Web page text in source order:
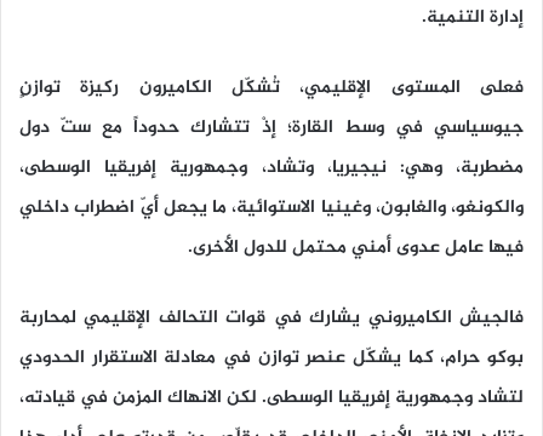
إدارة التنمية.
فعلى المستوى الإقليمي، تُشكّل الكاميرون ركيزة توازنٍ
جيوسياسي في وسط القارة؛ إذْ تتشارك حدوداً مع ستّ دول
مضطربة، وهي: نيجيريا، وتشاد، وجمهورية إفريقيا الوسطى،
والكونغو، والغابون، وغينيا الاستوائية، ما يجعل أيّ اضطراب داخلي
فيها عامل عدوى أمني محتمل للدول الأخرى.
فالجيش الكاميروني يشارك في قوات التحالف الإقليمي لمحاربة
بوكو حرام، كما يشكّل عنصر توازن في معادلة الاستقرار الحدودي
لتشاد وجمهورية إفريقيا الوسطى. لكن الانهاك المزمن في قيادته،